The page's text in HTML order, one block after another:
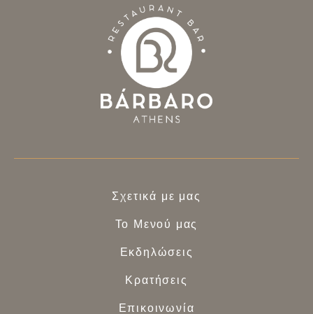
Σχετικά με μας
Το Μενού μας
Εκδηλώσεις
Κρατήσεις
Επικοινωνία